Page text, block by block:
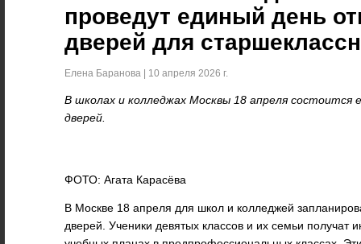
проведут единый день
дверей для
Елена Баранова | 10 апреля 2026 г.
В школах и колледжах Москвы 18 апреля
дверей.
ФОТО: Агата Карасёва
В Москве 18 апреля для школ и колледжей
дверей. Ученики девятых классов и их семьи